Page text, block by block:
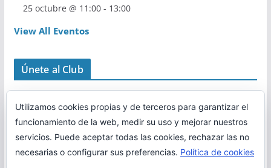
25 octubre @ 11:00- 13:00
View All Eventos
Únete al Club
Utilizamos cookies propias y de terceros para garantizar el
funcionamiento de la web, medir su uso y mejorar nuestros
servicios. Puede aceptar todas las cookies, rechazar las no
necesarias o configurar sus preferencias. Política de cookies